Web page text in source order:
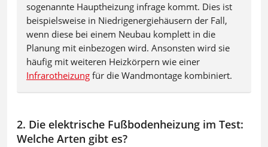
sogenannte Hauptheizung infrage kommt. Dies ist
beispielsweise in Niedrigenergiehäusern der Fall,
wenn diese bei einem Neubau komplett in die
Planung mit einbezogen wird. Ansonsten wird sie
häufig mit weiteren Heizkörpern wie einer
Infrarotheizung für die Wandmontage kombiniert.
2. Die elektrische Fußbodenheizung im Test:
Welche Arten gibt es?